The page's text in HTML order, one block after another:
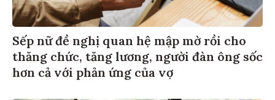
Sếp nữ đề nghị quan hệ mập mờ rồi cho
thăng chức, tăng lương, người đàn ông sốc
hơn cả với phản ứng của vợ